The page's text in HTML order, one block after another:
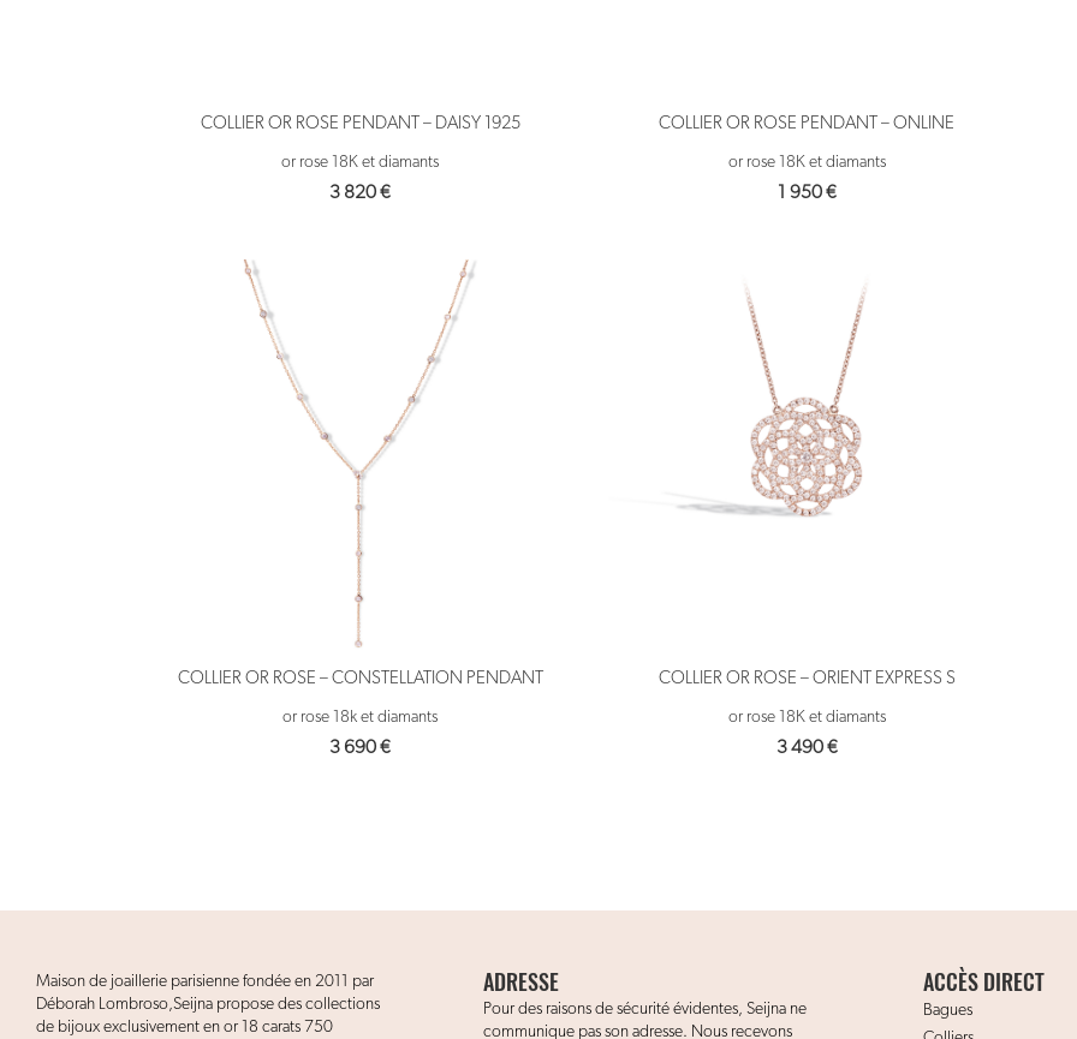
COLLIER OR ROSE PENDANT – DAISY 1925
or rose 18K et diamants
3 820€
COLLIER OR ROSE PENDANT – ONLINE
or rose 18K et diamants
1 950€
COLLIER OR ROSE – CONSTELLATION PENDANT
or rose 18k et diamants
3 690€
COLLIER OR ROSE – ORIENT EXPRESS S
or rose 18K et diamants
3 490€
Maison de joaillerie parisienne fondée en 2011 par
Déborah Lombroso,Seijna propose des collections
de bijoux exclusivement en or 18 carats 750
ADRESSE
Pour des raisons de sécurité évidentes, Seijna ne
communique pas son adresse. Nous recevons
ACCÈS DIRECT
Bagues